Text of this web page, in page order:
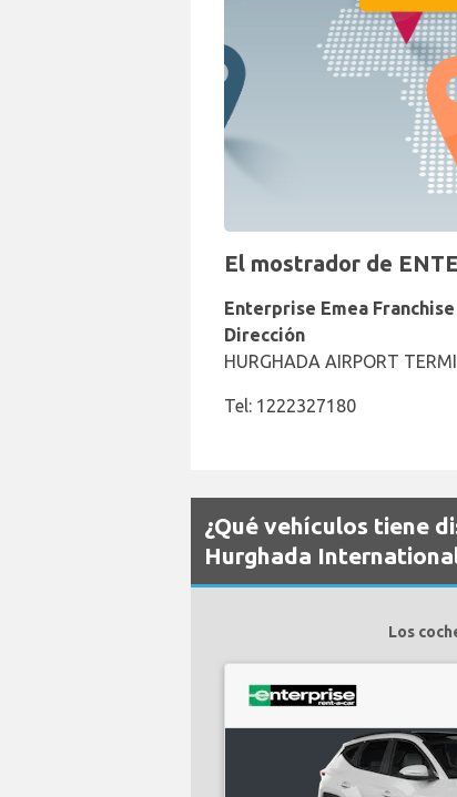
El mostrador de
Enterprise Emea Franchise
Dirección
HURGHADA AIRPORT
Tel: 1222327180
¿Qué vehículos tiene
Hurghada
Los